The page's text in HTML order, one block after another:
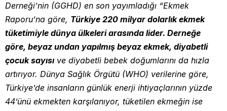
Derneği’nin (GGHD) en son yayımladığı “Ekmek
Raporu’na göre, Türkiye 220 milyar dolarlık ekmek
tüketimiyle dünya ülkeleri arasında lider. Derneğe
göre, beyaz undan yapılmış beyaz ekmek, diyabetli
çocuk sayısı ve diyabetli bebek doğumlarını da hızla
artırıyor. Dünya Sağlık Örgütü (WHO) verilerine göre,
Türkiye’de insanların günlük enerji ihtiyaçlarının yüzde
44’ünü ekmekten karşılanıyor, tüketilen ekmeğin ise